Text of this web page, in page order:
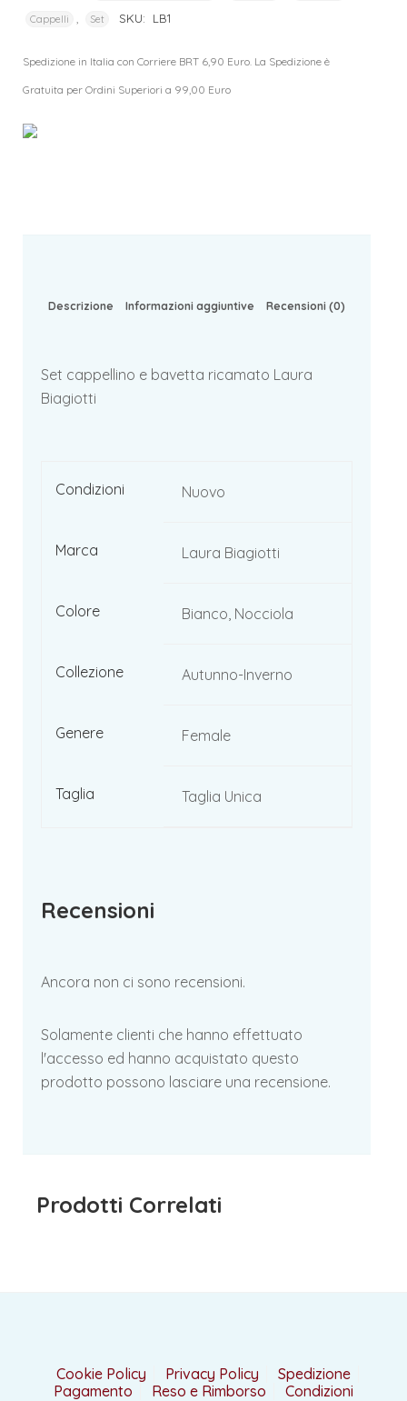
Cappelli Set SKU: LB1
Spedizione in Italia con Corriere BRT 6,90 Euro. La Spedizione è
Gratuita per Ordini Superiori a 99,00 Euro
Descrizione Informazioni aggiuntive Recensioni (0)
Set cappellino e bavetta ricamato Laura
Biagiotti
Condizioni Nuovo
Marca Laura Biagiotti
Colore Bianco, Nocciola
Collezione Autunno-Inverno
Genere Female
Taglia Taglia Unica
Recensioni
Ancora non ci sono recensioni.
Solamente clienti che hanno effettuato
l'accesso ed hanno acquistato questo
prodotto possono lasciare una recensione.
Prodotti Correlati
Cookie Policy Privacy Policy
Spedizione
Pagamento
Reso e Rimborso Condizioni